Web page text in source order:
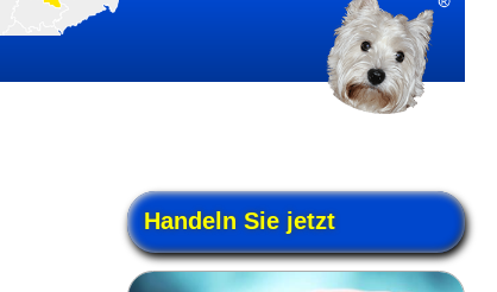
Handeln Sie jetzt